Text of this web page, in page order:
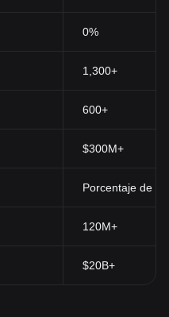
0%
1,300+
600+
$300M+
Porcentaje de
120M+
$20B+